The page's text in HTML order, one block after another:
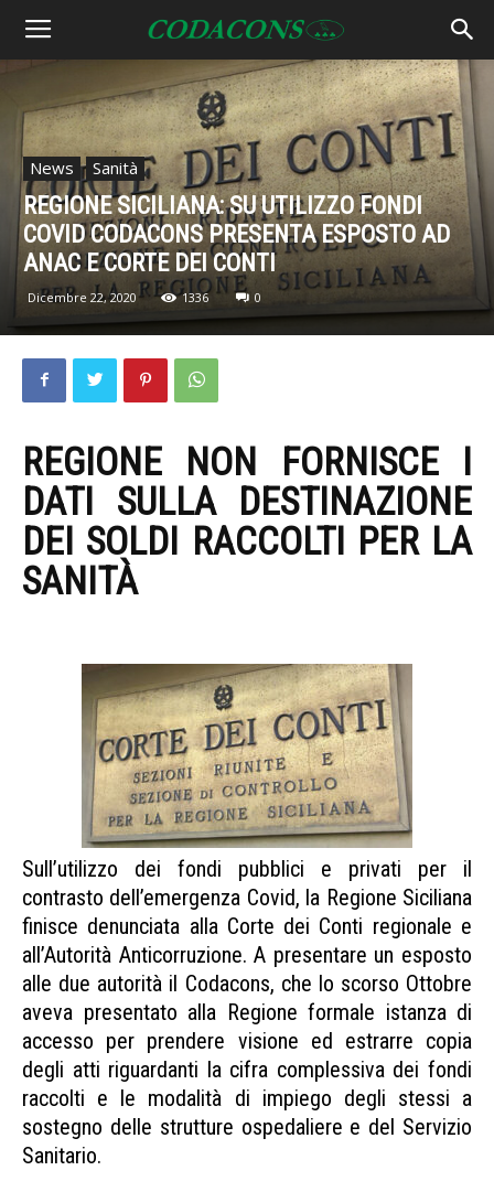
News Sanità
REGIONE SICILIANA: SU UTILIZZO FONDI
COVID CODACONS PRESENTA ESPOSTO AD
ANAC E CORTE DEI CONTI
Dicembre 22, 2020 1336 0
REGIONE NON FORNISCE I
DATI SULLA DESTINAZIONE
DEI SOLDI RACCOLTI PER LA
SANITÀ
Sull’utilizzo dei fondi pubblici e privati per il
contrasto dell’emergenza Covid, la Regione Siciliana
finisce denunciata alla Corte dei Conti regionale e
all’Autorità Anticorruzione. A presentare un esposto
alle due autorità il Codacons, che lo scorso Ottobre
aveva presentato alla Regione formale istanza di
accesso per prendere visione ed estrarre copia
degli atti riguardanti la cifra complessiva dei fondi
raccolti e le modalità di impiego degli stessi a
sostegno delle strutture ospedaliere e del Servizio
Sanitario.